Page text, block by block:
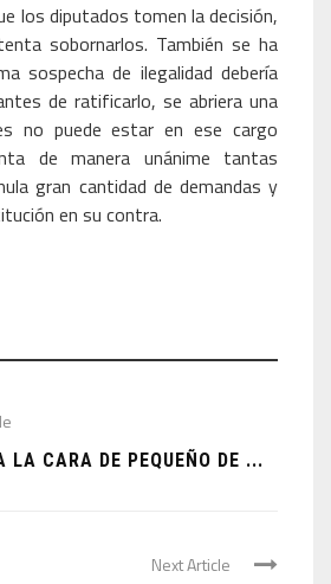
los diputados tomen la decisión,
sobornarlos. También se ha
sospecha de ilegalidad debería
de ratificarlo, se abriera una
no puede estar en ese cargo
de manera unánime tantas
gran cantidad de demandas y
en su contra.
LA CARA DE PEQUEÑO DE ...
Next Article